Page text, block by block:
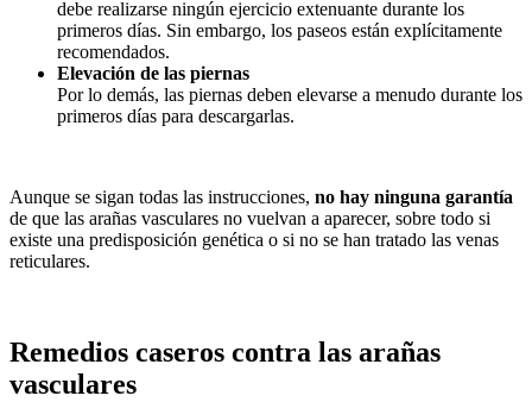
debe realizarse ningún ejercicio extenuante durante los
primeros días. Sin embargo, los paseos están explícitamente
recomendados.
Elevación de las piernas
Por lo demás, las piernas deben elevarse a menudo durante los
primeros días para descargarlas.
Aunque se sigan todas las instrucciones, no hay ninguna garantía
de que las arañas vasculares no vuelvan a aparecer, sobre todo si
existe una predisposición genética o si no se han tratado las venas
reticulares.
Remedios caseros contra las arañas
vasculares